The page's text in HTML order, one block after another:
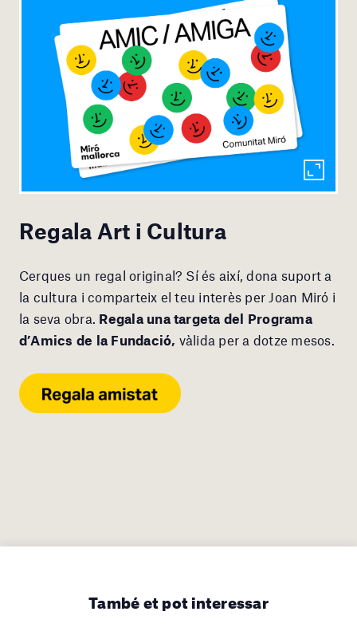
Regala Art i Cultura
Cerques un regal original? Sí és així, dona suport a
la cultura i comparteix el teu interès per Joan Miró i
la seva obra. Regala una targeta del Programa
d’Amics de la Fundació, vàlida per a dotze mesos.
També et pot interessar